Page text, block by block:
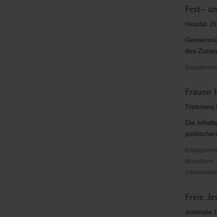
Luth.
Fest-
Hauptstr.
des
und
e.V.
Frauen
Töpferberg
Die
helfen
Frauen
Freie
Juststraße